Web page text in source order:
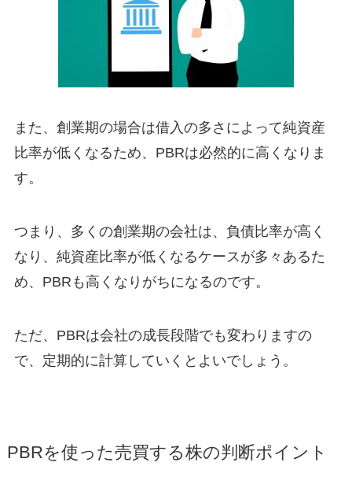
また、創業期の場合は借入の多さによって純資産
比率が低くなるため、PBRは必然的に高くなりま
す。
つまり、多くの創業期の会社は、負債比率が高く
なり、純資産比率が低くなるケースが多々あるた
め、PBRも高くなりがちになるのです。
ただ、PBRは会社の成長段階でも変わりますの
で、定期的に計算していくとよいでしょう。
PBRを使った売買する株の判断ポイント